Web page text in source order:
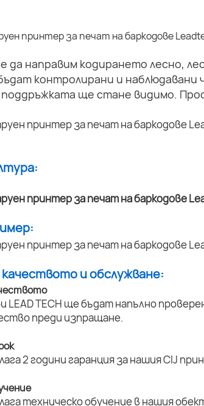
да направим кодирането лесно,
контролирани и наблюдавани
поддръжката ще стане видимо.
и обслужване:
LEAD TECH ще бъдат напълно
преди изпращане.
2 години гаранция за нашия CIJ
техническо обучение в нашия